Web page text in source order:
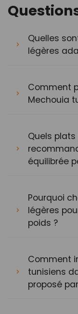
Quelles
légères
Comment
Mechouia
Quels
équilibrée
Pourquoi
légères
poids ?
Comment
tunisiens
proposé